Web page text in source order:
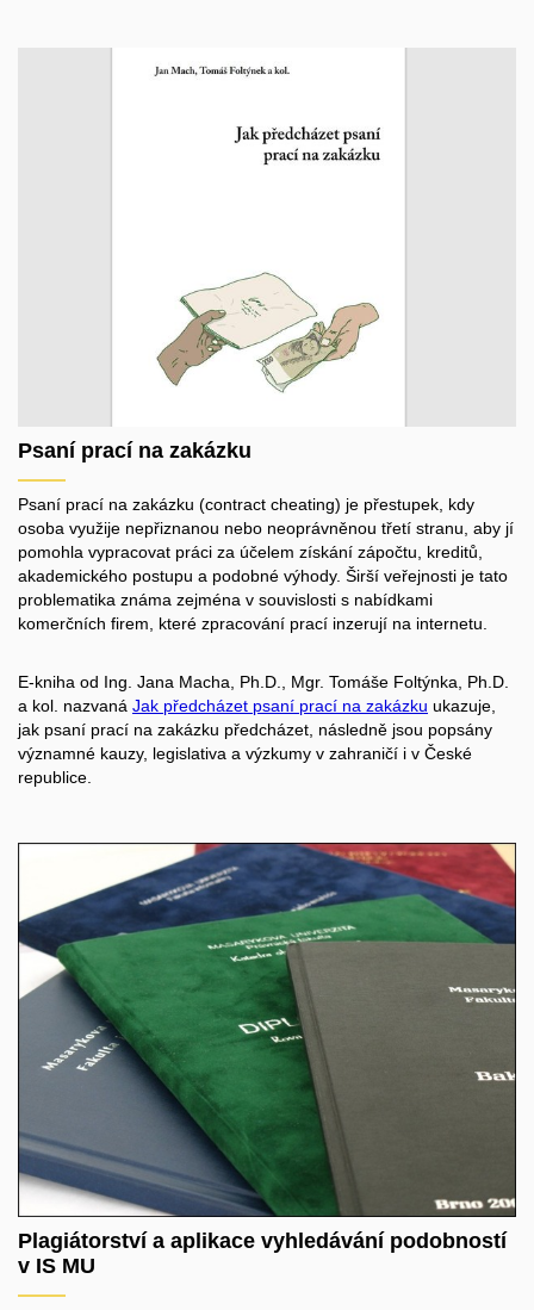
Psaní prací na zakázku
Psaní prací na zakázku (contract cheating) je přestupek, kdy
osoba využije nepřiznanou nebo neoprávněnou třetí stranu, aby jí
pomohla vypracovat práci za účelem získání zápočtu, kreditů,
akademického postupu a podobné výhody. Širší veřejnosti je tato
problematika známa zejména v souvislosti s nabídkami
komerčních firem, které zpracování prací inzerují na internetu.
E-kniha od Ing. Jana Macha, Ph.D., Mgr. Tomáše Foltýnka, Ph.D.
a kol. nazvaná Jak předcházet psaní prací na zakázku ukazuje,
jak psaní prací na zakázku předcházet, následně jsou popsány
významné kauzy, legislativa a výzkumy v zahraničí i v České
republice.
Plagiátorství a aplikace vyhledávání podobností
v IS MU